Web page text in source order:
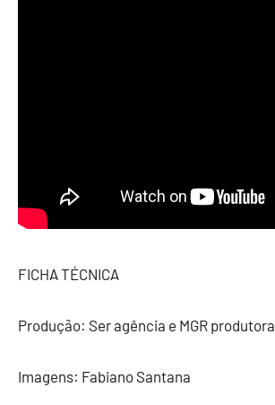
FICHA TÉCNICA
Produção: Ser agência e MGR produtora
Imagens: Fabiano Santana